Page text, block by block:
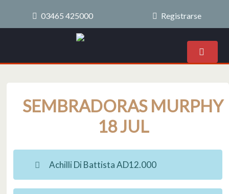
03465 425000 Registrarse
SEMBRADORAS MURPHY
18 JUL
Achilli Di Battista AD12.000